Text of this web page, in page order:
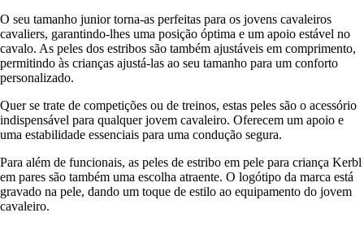
O seu tamanho junior torna-as perfeitas para os jovens cavaleiros
cavaliers, garantindo-lhes uma posição óptima e um apoio estável no
cavalo. As peles dos estribos são também ajustáveis em comprimento,
permitindo às crianças ajustá-las ao seu tamanho para um conforto
personalizado.
Quer se trate de competições ou de treinos, estas peles são o acessório
indispensável para qualquer jovem cavaleiro. Oferecem um apoio e
uma estabilidade essenciais para uma condução segura.
Para além de funcionais, as peles de estribo em pele para criança Kerbl
em pares são também uma escolha atraente. O logótipo da marca está
gravado na pele, dando um toque de estilo ao equipamento do jovem
cavaleiro.